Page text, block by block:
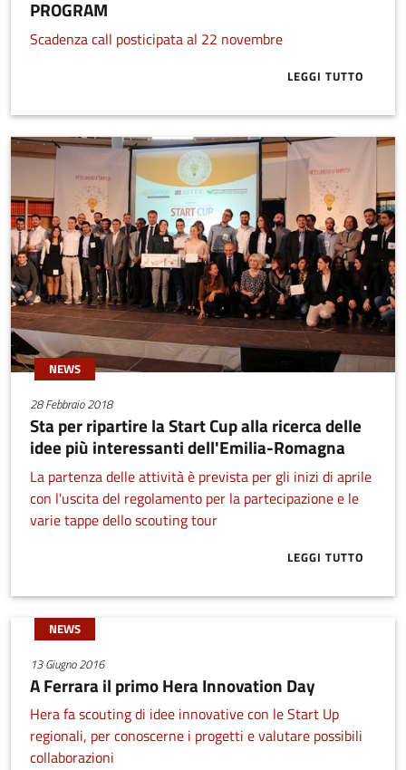
PROGRAM
Scadenza call posticipata al 22 novembre
LEGGI TUTTO
ABOUT AL
NEWS
28 Febbraio 2018
Sta per ripartire la Start Cup alla ricerca delle
idee più interessanti dell'Emilia-Romagna
La partenza delle attività è prevista per gli inizi di aprile
con l'uscita del regolamento per la partecipazione e le
varie tappe dello scouting tour
LEGGI TUTTO
ABOUT STA
NEWS
13 Giugno 2016
A Ferrara il primo Hera Innovation Day
Hera fa scouting di idee innovative con le Start Up
regionali, per conoscerne i progetti e valutare possibili
collaborazioni